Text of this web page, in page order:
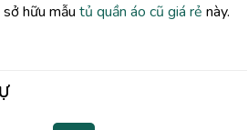
hữu mẫu tủ quần áo cũ giá rẻ này.